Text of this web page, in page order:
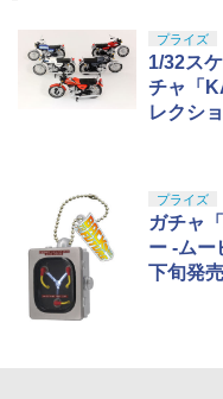
プライズ
1/32ス
チャ「
レクシ
プライズ
ガチャ
ー -ムー
下旬発